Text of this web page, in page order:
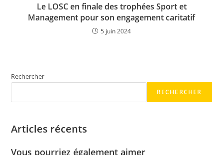
Le LOSC en finale des trophées Sport et
Management pour son engagement caritatif
5 juin 2024
Rechercher
RECHERCHER
Articles récents
Vous pourriez également aimer